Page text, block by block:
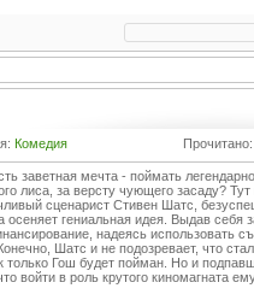
Комедия
заветная мечта - поймать
лиса, за версту чующего засаду?
сценарист Стивен Шатс,
осеняет гениальная идея. Выдав себя
надеясь использовать
Шатс и не подозревает, что
только Гош будет пойман. Но и
войти в роль крутого киномагната